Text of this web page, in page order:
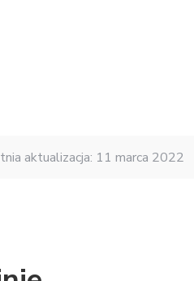
aktualizacja: 11 marca 2022